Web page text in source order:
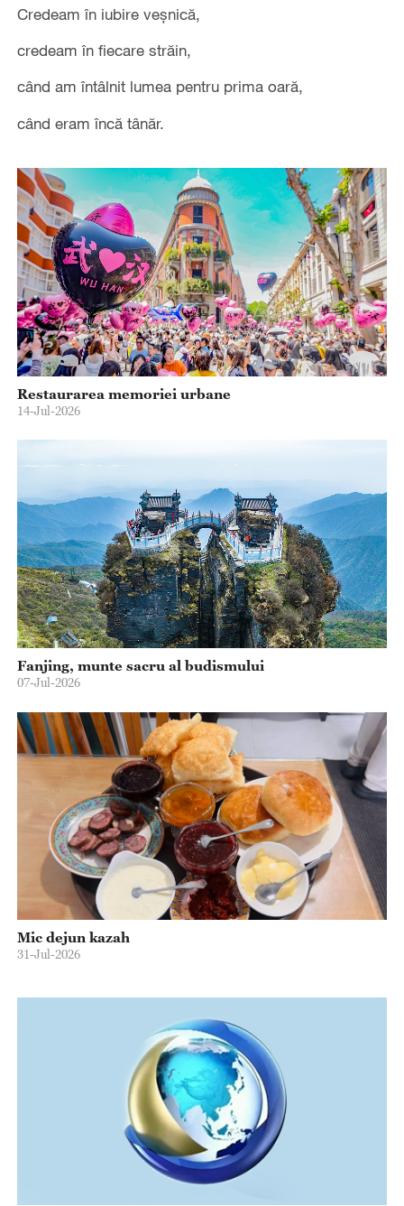
Credeam în iubire veșnică,
credeam în fiecare străin,
când am întâlnit lumea pentru prima oară,
când eram încă tânăr.
Restaurarea memoriei urbane
14-Jul-2026
Fanjing, munte sacru al budismului
07-Jul-2026
Mic dejun kazah
31-Jul-2026